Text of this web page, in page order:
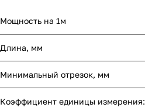
Мощность на 1м
Длина, мм
Минимальный отрезок, мм
Коэффициент единицы измерения: